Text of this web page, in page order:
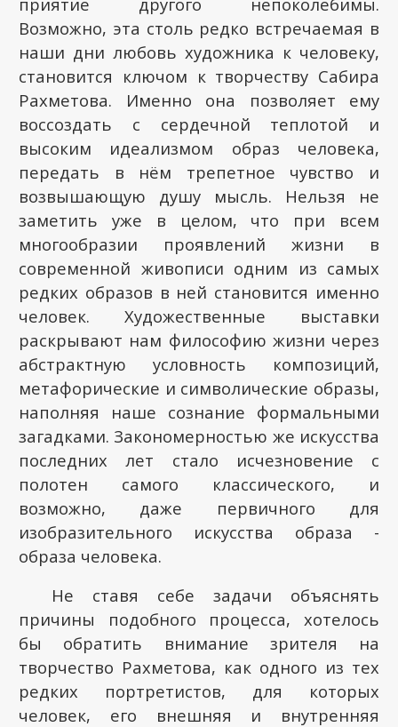
Возможно, эта столь редко встречаемая в
наши дни любовь художника к человеку,
становится ключом к творчеству Сабира
Рахметова. Именно она позволяет ему
воссоздать с сердечной теплотой и
высоким идеализмом образ человека,
передать в нём трепетное чувство и
возвышающую душу мысль. Нельзя не
заметить уже в целом, что при всем
многообразии проявлений жизни в
современной живописи одним из самых
редких образов в ней становится именно
человек. Художественные выставки
раскрывают нам философию жизни через
абстрактную условность композиций,
метафорические и символические образы,
наполняя наше сознание формальными
загадками. Закономерностью же искусства
последних лет стало исчезновение с
полотен самого классического, и
возможно, даже первичного для
изобразительного искусства образа -
образа человека.
He ставя себе задачи объяснять
причины подобного процесса, хотелось
бы обратить внимание зрителя на
творчество Рахметова, как одного из тех
редких портретистов, для которых
человек, его внешняя и внутренняя